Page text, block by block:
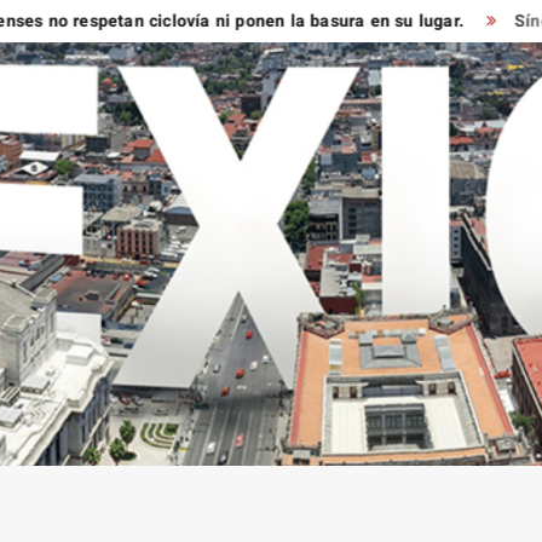
respetan ciclovía ni ponen la basura en su lugar. Síndico